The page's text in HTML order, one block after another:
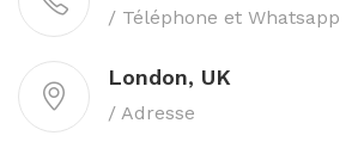
/ Téléphone et Whatsapp
London, UK
/ Adresse